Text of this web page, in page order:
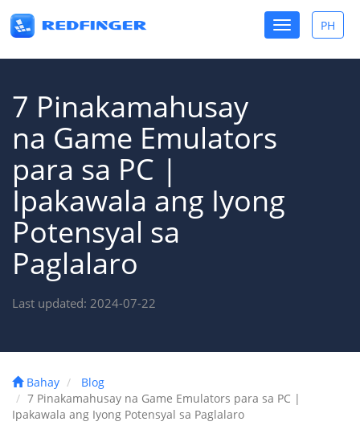
Toggle
PH
Toggle
navigation
7 Pinakamahusay
na Game Emulators
para sa PC |
Ipakawala ang Iyong
Potensyal sa
Paglalaro
Last updated: 2024-07-22
Bahay
Blog
7 Pinakamahusay na Game Emulators para sa PC |
Ipakawala ang Iyong Potensyal sa Paglalaro